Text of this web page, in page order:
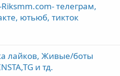
телеграм,
ютьюб, тикток
лайков, Живые/боты
и тд.